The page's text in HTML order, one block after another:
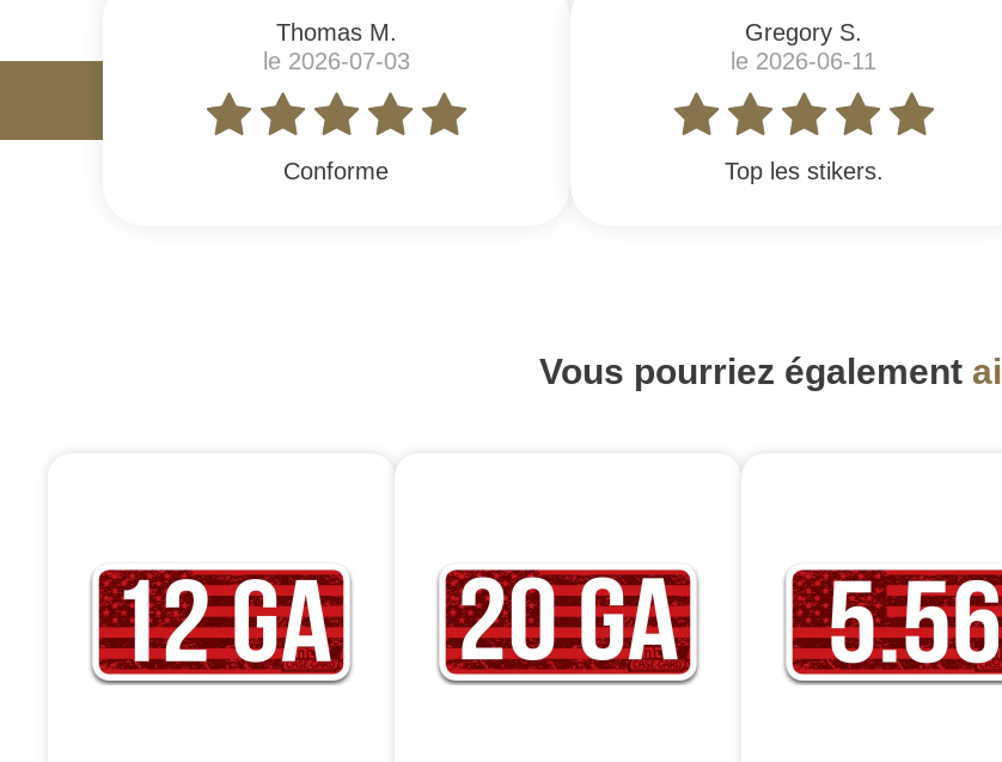
Thomas M.
le 2026-07-03
Conforme
Gregory S.
le 2026-06-11
Top les stikers.
Vous pourriez également